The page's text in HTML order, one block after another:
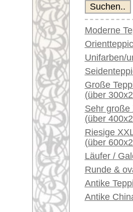
Antike China Teppiche
Blaue Teppiche
Graue Teppiche
Braune Teppiche
Blaue Teppiche
Grüne Teppiche
Rot/pink/flieder/lila
Beige/hell/cremefarben
Ein kleines Teppich-
Glossar...
Händler können ihre
großen Teppiche hier
verkaufen
Info Center
Häufige Fragen (FAQ)
AGB
Bestellvorgang
Lieferung und Zahlung
Widerrufsrecht
Datenschutz